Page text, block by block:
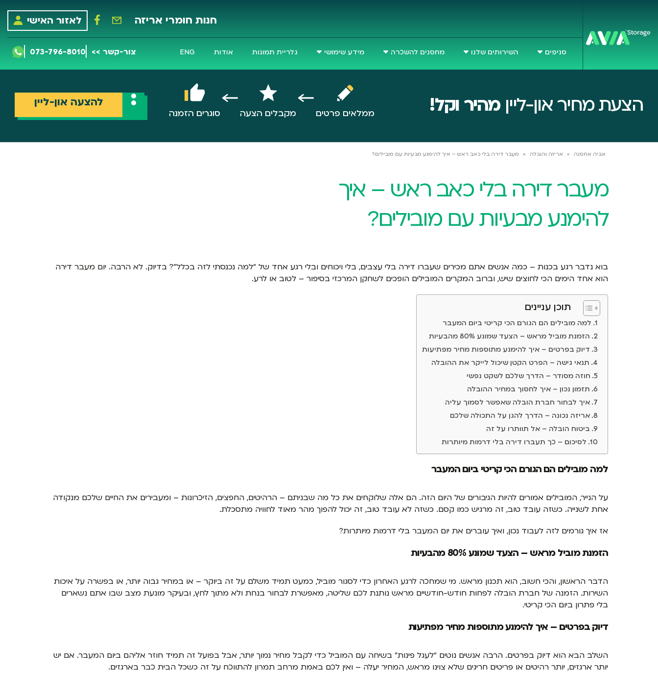
חנות חומרי אריזה לאזור האישי
סניפים השירותים שלנו מחסנים להשכרה מידע שימושי גלריית תמונות אודות ENG צור-קשר >> 073-796-8010
הצעת מחיר און-לייןמהיר וקל! ממלאים פרטים מקבלים הצעה סוגרים הזמנה
להצעה און-ליין
אביה אחסנה » אריזה והובלה » מעבר דירה בלי כאב ראש – איך להימנע מבעיות עם מובילים?
מעבר דירה בלי כאב ראש – איך
להימנע מבעיות עם מובילים?
בוא נדבר רגע בכנות – כמה אנשים אתם מכירים שעברו דירה בלי עצבים, בלי ויכוחים ובלי רגע אחד של “למה נכנסתי לזה בכלל”? בדיוק. לא הרבה. יום מעבר דירה
הוא אחד הימים הכי לחוצים שיש, וברוב המקרים המובילים הופכים לשחקן המרכזי בסיפור – לטוב או לרע.
תוכן עניינים
למה מובילים הם הגורם הכי קריטי ביום המעבר
הזמנת מוביל מראש – הצעד שמונע 80% מהבעיות
דיוק בפרטים – איך להימנע מתוספות מחיר מפתיעות
תנאי גישה – הפרט הקטן שיכול לייקר את ההובלה
חוזה מסודר – הדרך שלכם לשקט נפשי
תזמון נכון – איך לחסוך במחיר ההובלה
איך לבחור חברת הובלה שאפשר לסמוך עליה
אריזה נכונה – הדרך להגן על התכולה שלכם
ביטוח הובלה – אל תוותרו על זה
לסיכום – כך תעברו דירה בלי דרמות מיותרות
למה מובילים הם הגורם הכי קריטי ביום המעבר
על הנייר, המובילים אמורים להיות הגיבורים של היום הזה. הם אלה שלוקחים את כל מה שבניתם – הרהיטים, החפצים, הזיכרונות – ומעבירים את החיים שלכם מנקודה
אחת לשנייה. כשזה עובד טוב, זה מרגיש כמו קסם. כשזה לא עובד טוב, זה יכול להפוך מהר מאוד לחוויה מתסכלת.
אז איך גורמים לזה לעבוד נכון, ואיך עוברים את יום המעבר בלי דרמות מיותרות?
הזמנת מוביל מראש – הצעד שמונע 80% מהבעיות
הדבר הראשון, והכי חשוב, הוא תכנון מראש. מי שמחכה לרגע האחרון כדי לסגור מוביל, כמעט תמיד משלם על זה ביוקר – או במחיר גבוה יותר, או בפשרה על איכות
השירות. הזמנה של חברת הובלה לפחות חודש-חודשיים מראש נותנת לכם שליטה, מאפשרת לבחור בנחת ולא מתוך לחץ, ובעיקר מונעת מצב שבו אתם נשארים
בלי פתרון ביום הכי קריטי.
דיוק בפרטים – איך להימנע מתוספות מחיר מפתיעות
השלב הבא הוא דיוק בפרטים. הרבה אנשים נוטים “לעגל פינות” בשיחה עם המוביל כדי לקבל מחיר נמוך יותר, אבל בפועל זה תמיד חוזר אליהם ביום המעבר. אם יש
יותר ארגזים, יותר רהיטים או פריטים חריגים שלא צוינו מראש, המחיר יעלה – ואין לכם באמת מרחב תמרון להתווכח על זה כשכל הבית כבר בארגזים.